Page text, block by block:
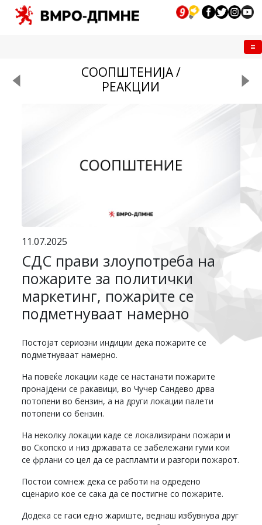
СООПШТЕНИЈА /
РЕАКЦИИ
11.07.2025
СДС прави злоупотреба на
пожарите за политички
маркетинг, пожарите се
подметнуваат намерно
Постојат сериозни индиции дека пожарите се
подметнуваат намерно.
На повеќе локации каде се настанати пожарите
пронајдени се ракавици, во Чучер Сандево дрва
потопени во бензин, а на други локации палети
потопени со бензин.
На неколку локации каде се локализирани пожари и
во Скопско и низ државата се забележани гуми кои
се фрлани со цел да се распламти и разгори пожарот.
Постои сомнеж дека се работи на одредено
сценарио кое се сака да се постигне со пожарите.
Додека се гаси едно жариште, веднаш избувнува друг